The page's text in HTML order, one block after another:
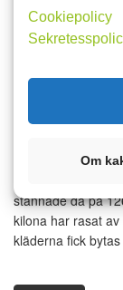
Läs mer
10 februari 2012
stannade då på
kilona har rasat
kläderna fick
Cookiepolicy
Om